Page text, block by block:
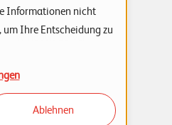
Informationen nicht
um Ihre Entscheidung zu
Ablehnen
e
i
P
Windows Server